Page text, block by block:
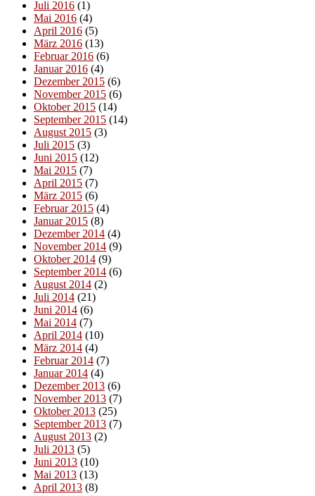
Juli 2016 (1)
Mai 2016 (4)
April 2016 (5)
März 2016 (13)
Februar 2016 (6)
Januar 2016 (4)
Dezember 2015 (6)
November 2015 (6)
Oktober 2015 (14)
September 2015 (14)
August 2015 (3)
Juli 2015 (3)
Juni 2015 (12)
Mai 2015 (7)
April 2015 (7)
März 2015 (6)
Februar 2015 (4)
Januar 2015 (8)
Dezember 2014 (4)
November 2014 (9)
Oktober 2014 (9)
September 2014 (6)
August 2014 (2)
Juli 2014 (21)
Juni 2014 (6)
Mai 2014 (7)
April 2014 (10)
März 2014 (4)
Februar 2014 (7)
Januar 2014 (4)
Dezember 2013 (6)
November 2013 (7)
Oktober 2013 (25)
September 2013 (7)
August 2013 (2)
Juli 2013 (5)
Juni 2013 (10)
Mai 2013 (13)
April 2013 (8)